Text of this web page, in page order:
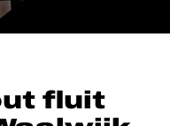
IN WAALWIJK
fluit